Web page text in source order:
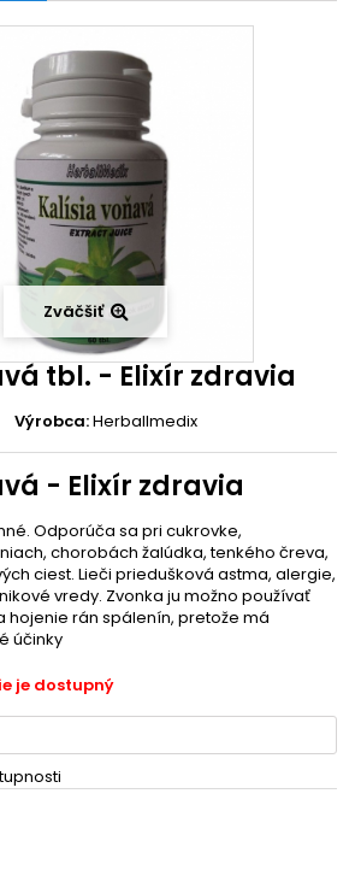
Zväčšiť
tbl. - Elixír zdravia
Výrobca:Herballmedix
- Elixír zdravia
Odporúča sa pri cukrovke,
chorobách žalúdka, tenkého čreva,
ciest. Lieči priedušková astma, alergie,
vredy. Zvonka ju možno používať
rán spálenín, pretože má
účinky
je dostupný